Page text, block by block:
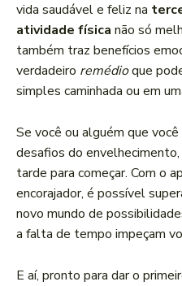
vida saudável e feliz na
atividade física não só
também traz benefícios
verdadeiro remédioque
simples caminhada ou em
Se você ou alguém que
desafios do
tarde para começar. Com o
encorajador, é possível
novo mundo de
a falta de tempo impeçam
E aí, pronto para dar o